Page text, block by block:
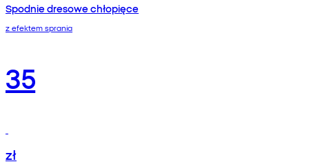
Spodnie dresowe chłopięce
z efektem sprania
35
zł